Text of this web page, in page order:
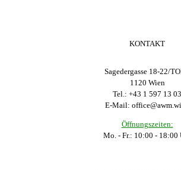
KONTAKT
Sagedergasse 18-22/
1120 Wien
Tel.: +43 1 597 13 03
E-Mail:
Öffnungszeiten:
Mo. - Fr.: 10:00 - 18:00